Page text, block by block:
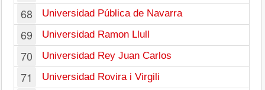
68 Universidad Pública de Navarra
69 Universidad Ramon Llull
70 Universidad Rey Juan Carlos
71 Universidad Rovira i Virgili